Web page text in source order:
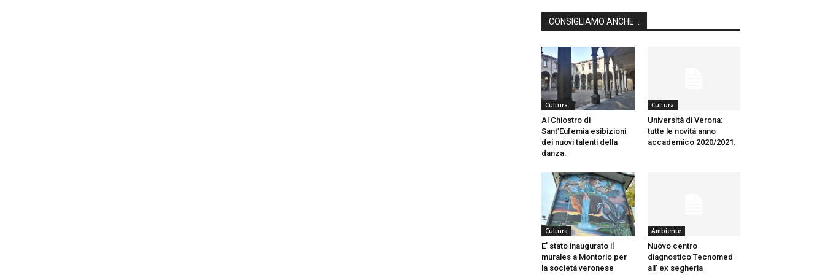
CONSIGLIAMO ANCHE...
Cultura
Al Chiostro di
Sant’Eufemia esibizioni
dei nuovi talenti della
danza.
Cultura
Università di Verona:
tutte le novità anno
accademico 2020/2021.
Cultura
E’ stato inaugurato il
murales a Montorio per
la società veronese
Ambiente
Nuovo centro
diagnostico Tecnomed
all’ ex segheria